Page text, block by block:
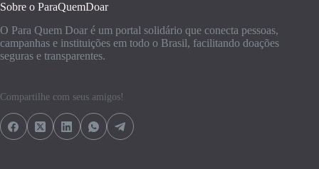
Sobre o ParaQuemDoar
O Para Quem Doar é um portal solidário que conecta pessoas,
campanhas e instituições em todo o Brasil, facilitando doações
seguras e transparentes.
Compartilhe com seus amigos!